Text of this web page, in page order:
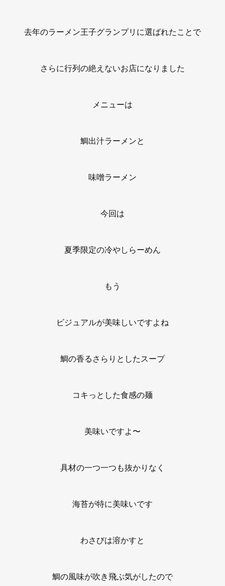
去年のラーメン王子グランプリに選ばれたことで
さらに行列の絶えないお店になりました
メニューは
鯛出汁ラーメンと
味噌ラーメン
今回は
夏季限定の冷やしらーめん
もう
ビジュアルが美味しいですよね
鯛の香るさらりとしたスープ
コキっとした食感の麺
美味いですよ〜
具材の一つ一つも抜かりなく
海苔が特に美味いです
わさびは溶かすと
鯛の風味が吹き飛ぶ気がしたので